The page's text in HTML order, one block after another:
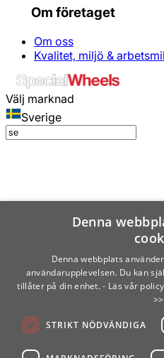
Om företaget
Om oss
Kvalitet, miljö &
Välj marknad
Sverige
Denna
Denna webbplats
användarupplevelsen. Du kan
tillåter på din enhet. - Läs vår
>>
STRIKT NÖDVÄNDIGA